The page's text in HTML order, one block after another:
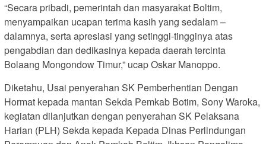
“Secara pribadi, pemerintah dan masyarakat Boltim,
menyampaikan ucapan terima kasih yang sedalam –
dalamnya, serta apresiasi yang setinggi-tingginya atas
pengabdian dan dedikasinya kepada daerah tercinta
Bolaang Mongondow Timur,” ucap Oskar Manoppo.
Diketahu, Usai penyerahan SK Pemberhentian Dengan
Hormat kepada mantan Sekda Pemkab Botim, Sony Waroka,
kegiatan dilanjutkan dengan penyerahan SK Pelaksana
Harian (PLH) Sekda kepada Kepada Dinas Perlindungan